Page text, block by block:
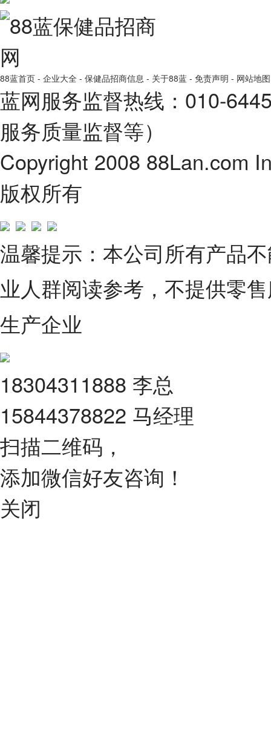
88蓝首页 - 企业大全 - 保健品招商信息 - 关于88蓝 - 免责声明 - 网站地图
蓝网服务监督热线：010-
服务质量监督等）
Copyright 2008 88Lan.com
版权所有
温馨提示：本公司所有产品
业人群阅读参考，不提供零
生产企业
18304311888 李总
15844378822 马经理
扫描二维码，
添加微信好友咨询！
关闭